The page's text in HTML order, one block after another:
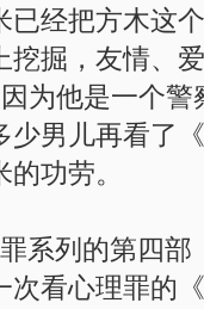
已经把方木这
挖掘，友情、
为他是一个
少男儿再看了
功劳。
系列的第四
次看心理罪的